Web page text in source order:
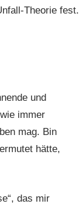
Theorie fest.
und
immer
mag. Bin
hätte,
das mir